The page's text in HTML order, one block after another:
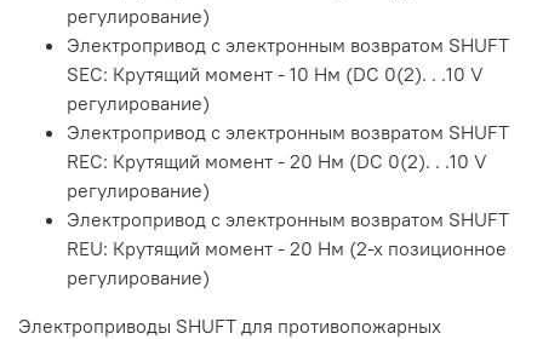
регулирование)
Электропривод с электронным возвратом SHUFT
SEC: Крутящий момент - 10 Нм (DC 0(2). . .10 V
регулирование)
Электропривод с электронным возвратом SHUFT
REC: Крутящий момент - 20 Нм (DC 0(2). . .10 V
регулирование)
Электропривод с электронным возвратом SHUFT
REU: Крутящий момент - 20 Нм (2-х позиционное
регулирование)
Электроприводы SHUFT для противопожарных